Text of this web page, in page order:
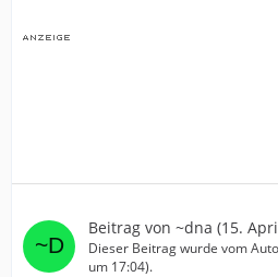
Beitrag von ~dna (15.
Dieser Beitrag wurde vom
um 17:04).